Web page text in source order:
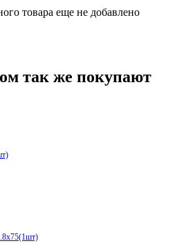
товара еще не добавлено
так же покупают